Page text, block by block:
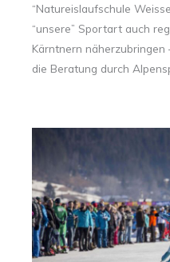
“Natureislaufschule
“unsere” Sportart auch
Kärntnern
die Beratung durch